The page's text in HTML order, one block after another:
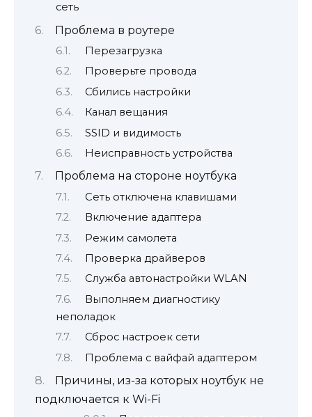
сеть
Проблема в роутере
Перезагрузка
Проверьте провода
Сбились настройки
Канал вещания
SSID и видимость
Неисправность устройства
Проблема на стороне ноутбука
Сеть отключена клавишами
Включение адаптера
Режим самолета
Проверка драйверов
Служба автонастройки WLAN
Выполняем диагностику
неполадок
Сброс настроек сети
Проблема с вайфай адаптером
Причины, из-за которых ноутбук не
подключается к Wi-Fi